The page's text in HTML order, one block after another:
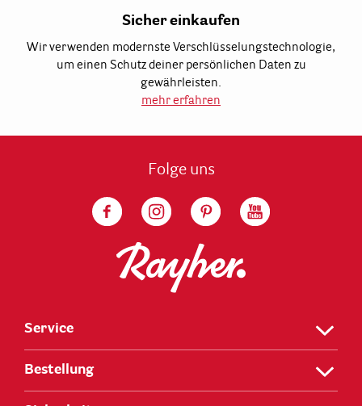
Sicher einkaufen
Wir verwenden modernste Verschlüsselungstechnologie,
um einen Schutz deiner persönlichen Daten zu
gewährleisten.
mehr erfahren
Folge uns
Service
Bestellung